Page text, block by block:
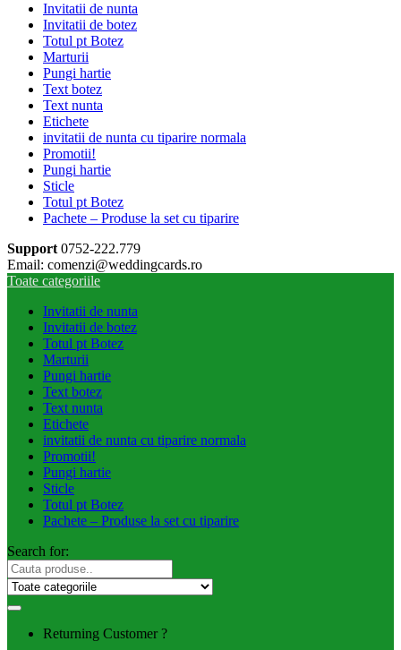
Invitatii de nunta
Invitatii de botez
Totul pt Botez
Marturii
Pungi hartie
Text botez
Text nunta
Etichete
invitatii de nunta cu tiparire normala
Promotii!
Pungi hartie
Sticle
Totul pt Botez
Pachete – Produse la set cu tiparire
Support 0752-222.779
Email: comenzi@weddingcards.ro
Toate categoriile
Invitatii de nunta
Invitatii de botez
Totul pt Botez
Marturii
Pungi hartie
Text botez
Text nunta
Etichete
invitatii de nunta cu tiparire normala
Promotii!
Pungi hartie
Sticle
Totul pt Botez
Pachete – Produse la set cu tiparire
Search for:
Returning Customer ?